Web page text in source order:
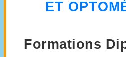
ET
Formations